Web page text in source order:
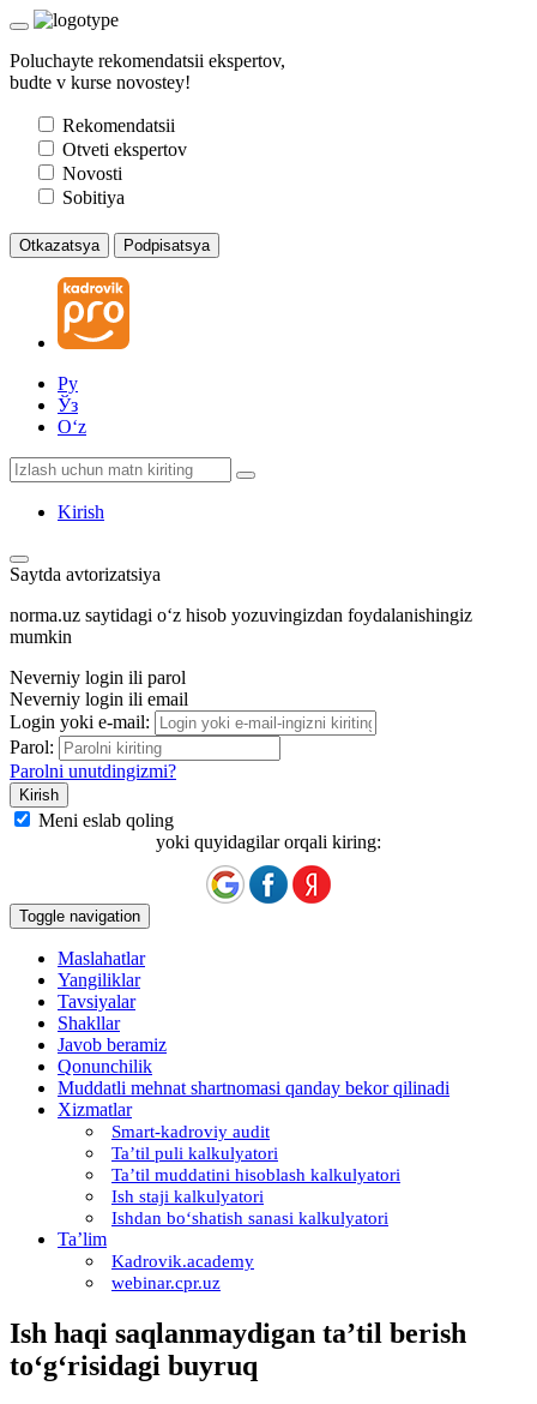
Poluchayte rekomendatsii ekspertov,
budte v kurse novostey!
Rekomendatsii
Otveti ekspertov
Novosti
Sobitiya
Otkazatsya Podpisatsya
Ру
Ўз
Oʻz
Kirish
Saytda avtorizatsiya
norma.uz saytidagi oʻz hisob yozuvingizdan foydalanishingiz
mumkin
Neverniy login ili parol
Neverniy login ili email
Login yoki e-mail:
Parol:
Parolni unutdingizmi?
Meni eslab qoling
yoki quyidagilar orqali kiring:
Toggle navigation
Maslahatlar
Yangiliklar
Tavsiyalar
Shakllar
Javob beramiz
Qonunchilik
Muddatli mehnat shartnomasi qanday bekor qilinadi
Xizmatlar
Smart-kadroviy audit
Ta’til puli kalkulyatori
Ta’til muddatini hisoblash kalkulyatori
Ish staji kalkulyatori
Ishdan boʻshatish sanasi kalkulyatori
Ta’lim
Kadrovik.academy
webinar.cpr.uz
Ish haqi saqlanmaydigan ta’til berish
toʻgʻrisidagi buyruq